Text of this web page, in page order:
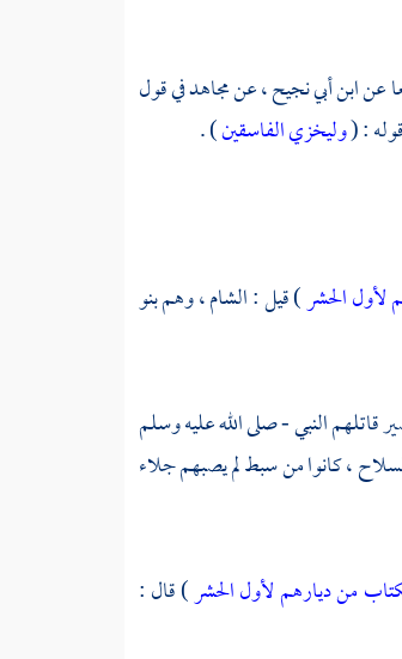
عنابن أبي نجيح، عنمجاهدفي قول
: (وليخزي الفاسقين) .
لأول الحشر) قيل : الشام ، وهمبنو
قاتلهم النبي - صلى الله عليه وسلم
، كانوا من سبط لم يصبهم جلاء
من ديارهم لأول الحشر) قال :